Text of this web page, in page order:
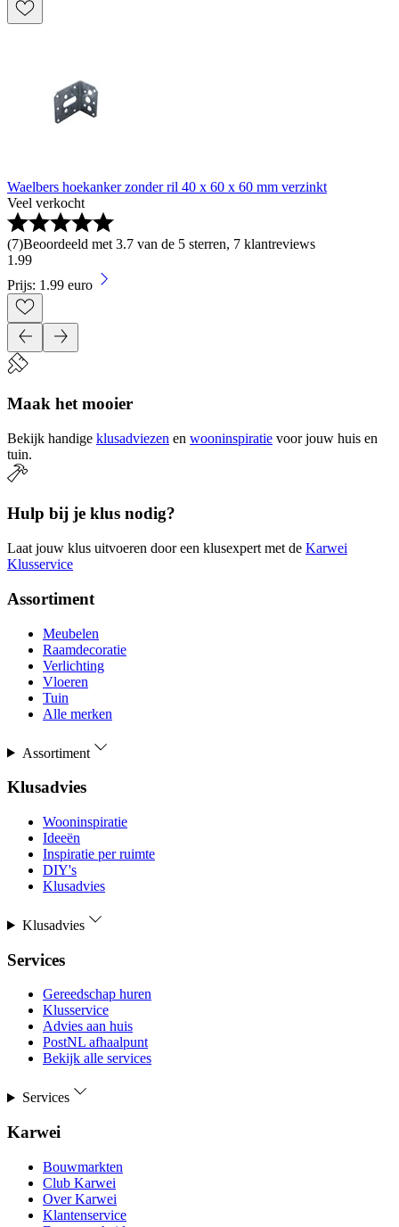
Waelbers hoekanker zonder ril 40 x 60 x 60 mm verzinkt
Veel verkocht
(7)Beoordeeld met 3.7 van de 5 sterren, 7 klantreviews
1 .99
Prijs: 1.99 euro
Maak het mooier
Bekijk handige klusadviezen en wooninspiratie voor jouw huis en
tuin.
Hulp bij je klus nodig?
Laat jouw klus uitvoeren door een klusexpert met de Karwei
Klusservice
Assortiment
Meubelen
Raamdecoratie
Verlichting
Vloeren
Tuin
Alle merken
Assortiment
Klusadvies
Wooninspiratie
Ideeën
Inspiratie per ruimte
DIY's
Klusadvies
Klusadvies
Services
Gereedschap huren
Klusservice
Advies aan huis
PostNL afhaalpunt
Bekijk alle services
Services
Karwei
Bouwmarkten
Club Karwei
Over Karwei
Klantenservice